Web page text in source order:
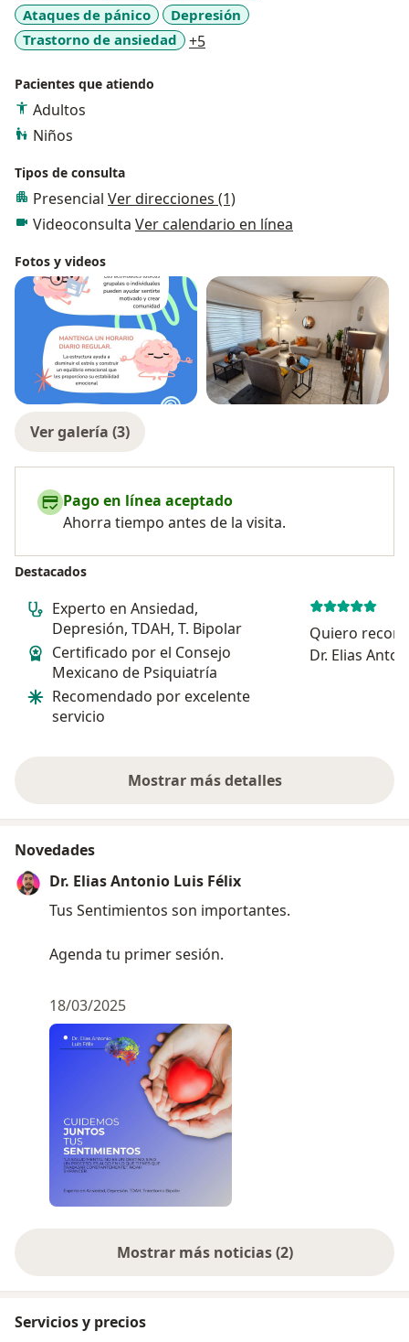
La Salud Mental es algo sumamente importante, y
trabajaré contigo para cuidarla y restaurarla, haciendo
interseccional y multifactorial, que tome en cuenta
aspectos sociales, culturales y biológicos que pueden
contribuir a la condición actual y siempre
Ataques de pánico
Depresión
Trastorno de ansiedad
+5a11y_sr_more_diseases
Pacientes que atiendo
Adultos
Niños
Tipos de consulta
Presencial Ver direcciones (1)
Videoconsulta Ver calendario en línea
Fotos y videos
Ver galería (3)
Pago en línea aceptado
Ahorra tiempo antes de la visita.
Destacados
Experto en Ansiedad,
Depresión, TDAH, T. Bipolar
Certificado por el Consejo
Mexicano de Psiquiatría
Recomendado por excelente
servicio
Quiero
Dr. Elias
Mostrar más detalles
sobre la experiencia
Novedades
Dr. Elias Antonio Luis Félix
Tus Sentimientos son importantes.
Agenda tu primer sesión.
18/03/2025
Mostrar más noticias (2)
Servicios y precios